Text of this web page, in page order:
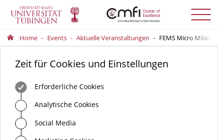
Menü
Home Events Aktuelle Veranstaltungen FEMS Micro Milan
Zeit für Cookies und Einstellungen
Erforderliche Cookies
Analytische Cookies
Social Media